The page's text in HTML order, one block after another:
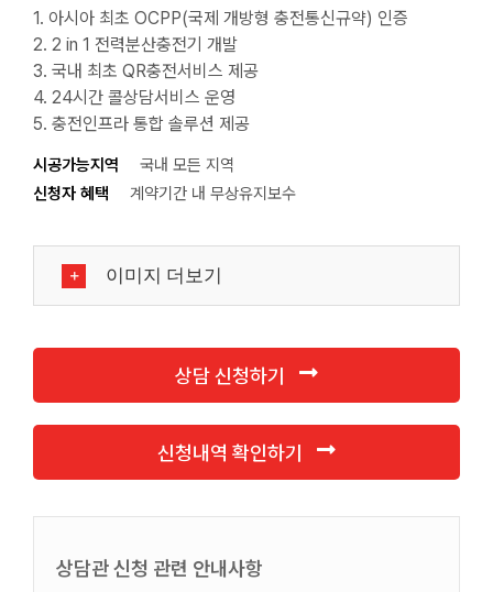
1. 아시아 최초 OCPP(국제 개방형 충전통신규약) 인증
2. 2 in 1 전력분산충전기 개발
3. 국내 최초 QR충전서비스 제공
4. 24시간 콜상담서비스 운영
5. 충전인프라 통합 솔루션 제공
시공가능지역
국내 모든 지역
신청자 혜택
계약기간 내 무상유지보수
이미지 더보기
상담 신청하기
신청내역 확인하기
상담관 신청 관련 안내사항